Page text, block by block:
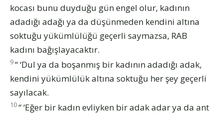
kocası bunu duyduğu gün engel olur, kadının
adadığı adağı ya da düşünmeden kendini altına
soktuğu yükümlülüğü geçerli saymazsa, RAB
kadını bağışlayacaktır.
9“ ‘Dul ya da boşanmış bir kadının adadığı adak,
kendini yükümlülük altına soktuğu her şey geçerli
sayılacak.
10“ ‘Eğer bir kadın evliyken bir adak adar ya da ant